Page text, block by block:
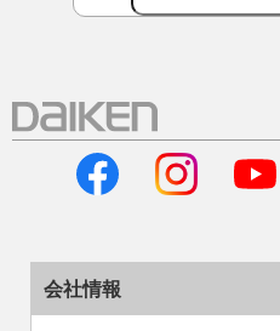
会社情報